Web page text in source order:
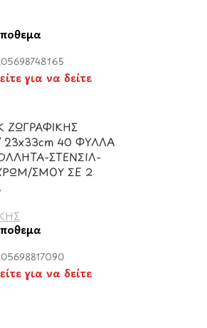
για να δείτε
23x33cm 40 ΦΥΛΛΑ
ΣΤΕΝΣΙΛ-
ΣΜΟΥ ΣΕ 2
για να δείτε